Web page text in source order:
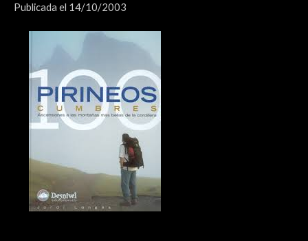
Publicada el 14/10/2003